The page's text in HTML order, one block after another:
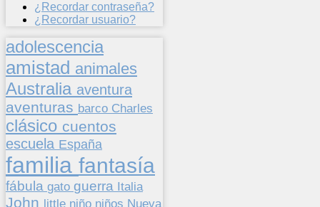
¿Recordar contraseña?
¿Recordar usuario?
adolescencia
amistad animales
Australia aventura
aventuras barco Charles
clásico cuentos
escuela España
familia fantasía
fábula gato guerra Italia
John little niño niños Nueva